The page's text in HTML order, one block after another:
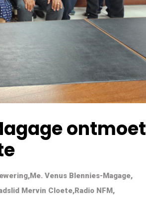
ontmoet
,Me. Venus Blennies-Magage,
Mervin Cloete,Radio NFM,